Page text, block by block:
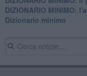
DIZIONARIO MINIMO:
Dizionario minimo